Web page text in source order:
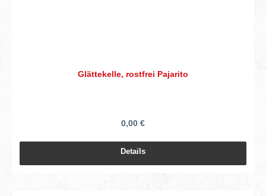
Glättekelle, rostfrei Pajarito
0,00 €
Details